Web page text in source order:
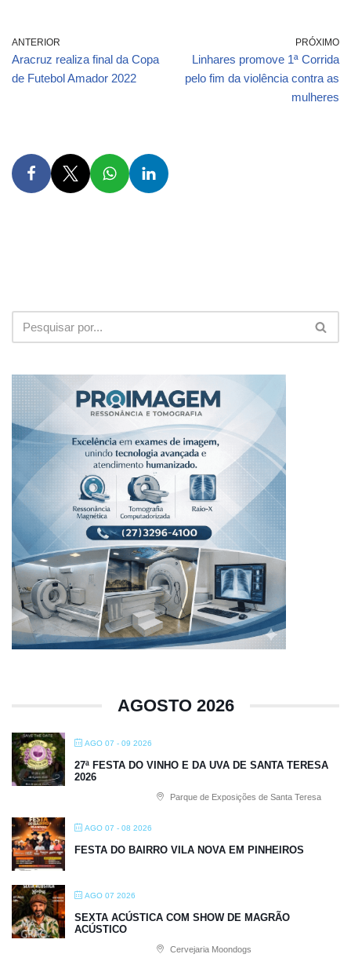
ANTERIOR
Aracruz realiza final da Copa
de Futebol Amador 2022
PRÓXIMO
Linhares promove 1ª Corrida
pelo fim da violência contra as
mulheres
AGOSTO 2026
AGO 07 - 09 2026
27ª FESTA DO VINHO E DA UVA DE SANTA TERESA
2026
Parque de Exposições de Santa Teresa
AGO 07 - 08 2026
FESTA DO BAIRRO VILA NOVA EM PINHEIROS
AGO 07 2026
SEXTA ACÚSTICA COM SHOW DE MAGRÃO
ACÚSTICO
Cervejaria Moondogs